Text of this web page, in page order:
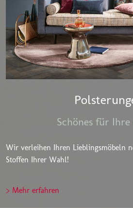
Schönes für
Wir verleihen Ihren Lieblingsmöbeln
Stoffen Ihrer Wahl!
> Mehr erfahren